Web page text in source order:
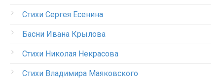
Стихи Сергея Есенина
Басни Ивана Крылова
Стихи Николая Некрасова
Стихи Владимира Маяковского